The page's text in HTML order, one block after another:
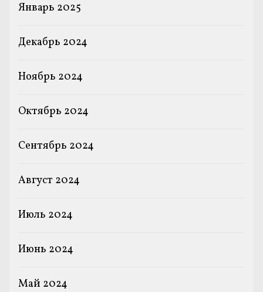
Январь 2025
Декабрь 2024
Ноябрь 2024
Октябрь 2024
Сентябрь 2024
Август 2024
Июль 2024
Июнь 2024
Май 2024